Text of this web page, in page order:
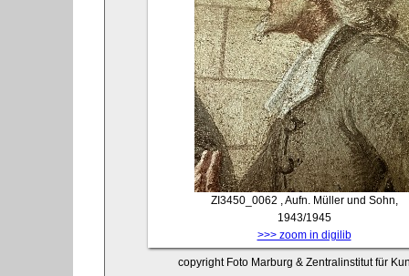
ZI3450_0062 , Aufn. Müller und Sohn,
1943/1945
>>> zoom in digilib
copyright Foto Marburg & Zentralinstitut für